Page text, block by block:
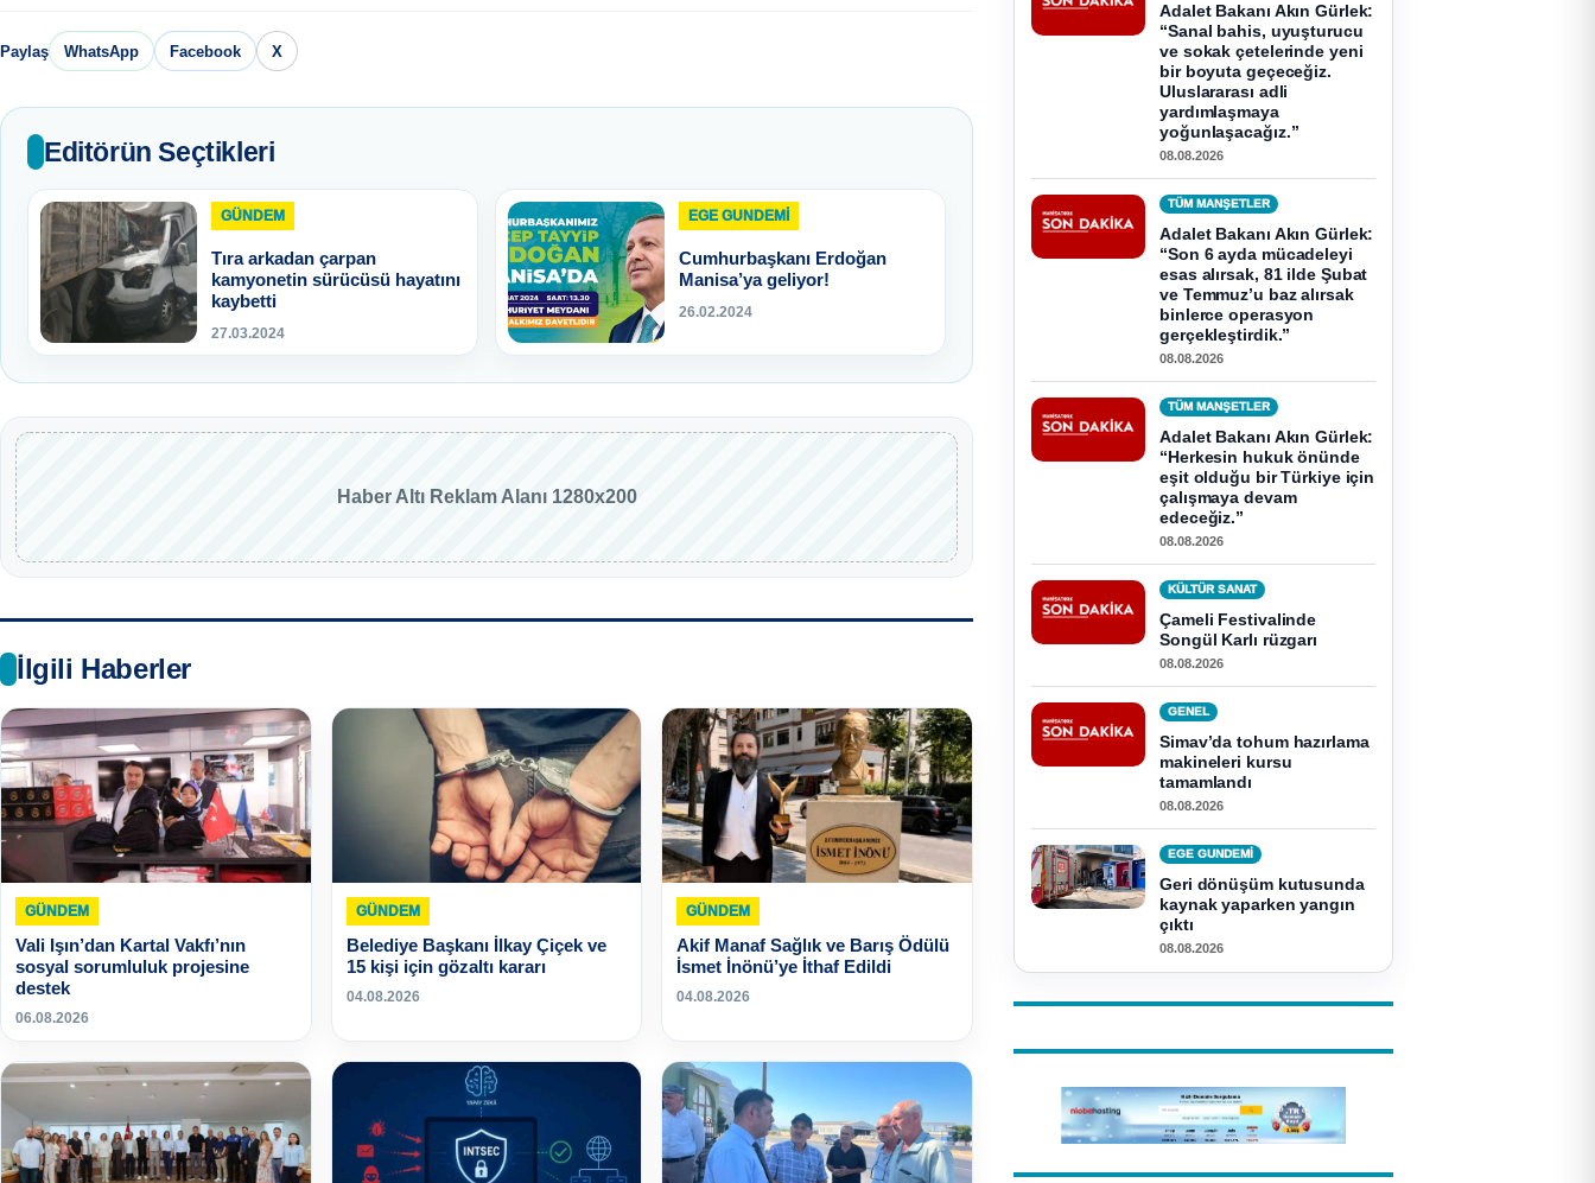
Paylaş WhatsApp Facebook X
Editörün Seçtikleri
GÜNDEM
Tıra arkadan çarpan
kamyonetin sürücüsü hayatını
kaybetti
27.03.2024
EGE GUNDEMİ
Cumhurbaşkanı Erdoğan
Manisa’ya geliyor!
26.02.2024
Haber Altı Reklam Alanı 1280x200
İlgili Haberler
GÜNDEM
Vali Işın’dan Kartal Vakfı’nın
sosyal sorumluluk projesine
destek
06.08.2026
GÜNDEM
Belediye Başkanı İlkay Çiçek ve
15 kişi için gözaltı kararı
04.08.2026
GÜNDEM
Akif Manaf Sağlık ve Barış Ödülü
İsmet İnönü’ye İthaf Edildi
04.08.2026
Adalet Bakanı Akın Gürlek:
“Sanal bahis, uyuşturucu
ve sokak çetelerinde yeni
bir boyuta geçeceğiz.
Uluslararası adli
yardımlaşmaya
yoğunlaşacağız.”
08.08.2026
TÜM MANŞETLER
Adalet Bakanı Akın Gürlek:
“Son 6 ayda mücadeleyi
esas alırsak, 81 ilde Şubat
ve Temmuz’u baz alırsak
binlerce operasyon
gerçekleştirdik.”
08.08.2026
TÜM MANŞETLER
Adalet Bakanı Akın Gürlek:
“Herkesin hukuk önünde
eşit olduğu bir Türkiye için
çalışmaya devam
edeceğiz.”
08.08.2026
KÜLTÜR SANAT
Çameli Festivalinde
Songül Karlı rüzgarı
08.08.2026
GENEL
Simav’da tohum hazırlama
makineleri kursu
tamamlandı
08.08.2026
EGE GUNDEMİ
Geri dönüşüm kutusunda
kaynak yaparken yangın
çıktı
08.08.2026